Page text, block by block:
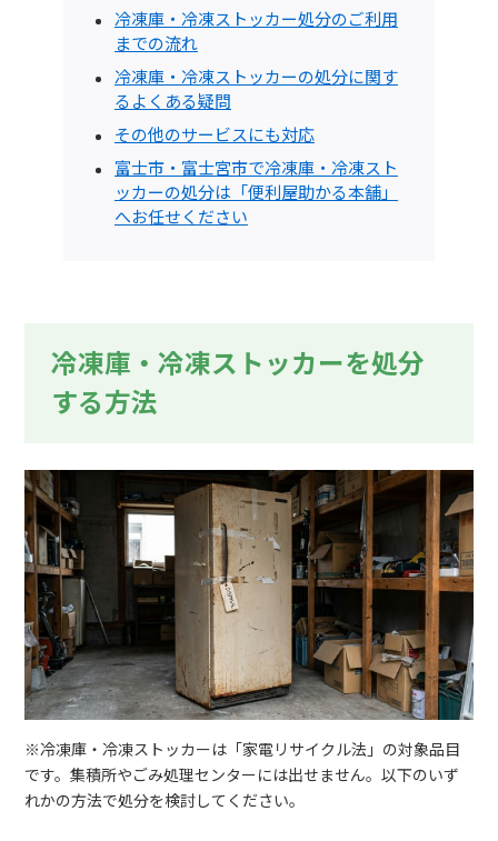
冷凍庫・冷凍ストッカー処分のご利用
までの流れ
冷凍庫・冷凍ストッカーの処分に関す
るよくある疑問
その他のサービスにも対応
富士市・富士宮市で冷凍庫・冷凍スト
ッカーの処分は「便利屋助かる本舗」
へお任せください
冷凍庫・冷凍ストッカーを処分
する方法
※冷凍庫・冷凍ストッカーは「家電リサイクル法」の対象品目
です。集積所やごみ処理センターには出せません。以下のいず
れかの方法で処分を検討してください。